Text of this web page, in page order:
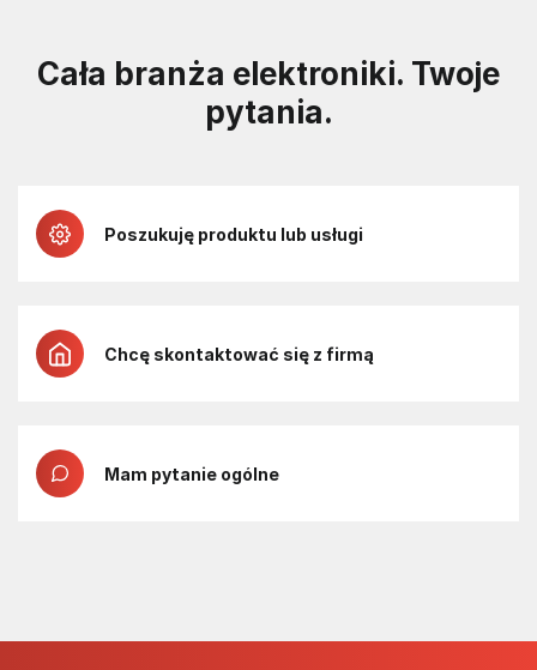
Cała branża elektroniki. Twoje
pytania.
Poszukuję produktu lub usługi
Chcę skontaktować się z firmą
Mam pytanie ogólne